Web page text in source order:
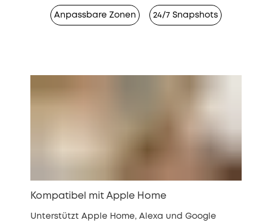
Anpassbare Zonen 24/7 Snapshots
Kompatibel mit Apple Home
Unterstützt Apple Home, Alexa und Google